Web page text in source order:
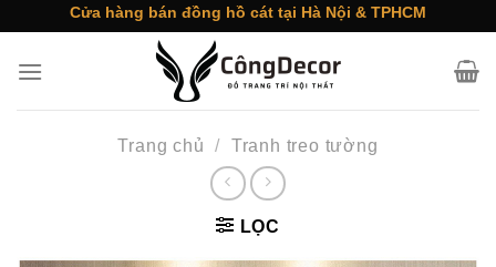
content
Cửa hàng bán đồng hồ cát tại Hà Nội & TPHCM
Trang chủ / Tranh treo tường
LỌC